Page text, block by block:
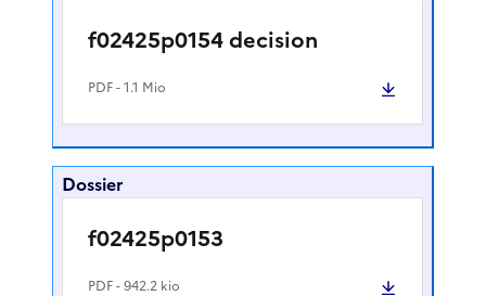
f02425p0154 decision
PDF- 1.1 Mio
Dossier
f02425p0153
PDF- 942.2 kio